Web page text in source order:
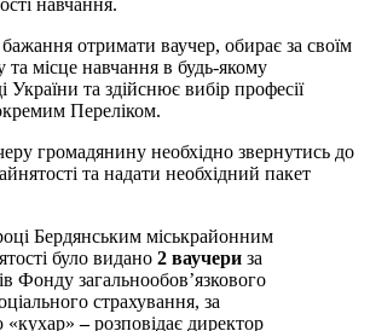
отримати ваучер, обирає за своїм
місце навчання в будь-якому
України та здійснює вибір професії
Переліком.
громадянину необхідно звернутись до
та надати необхідний пакет
Бердянським міськрайонним
було видано 2 ваучери за
Фонду загальнообов’язкового
страхування, за
«кухар» –розповідає директор